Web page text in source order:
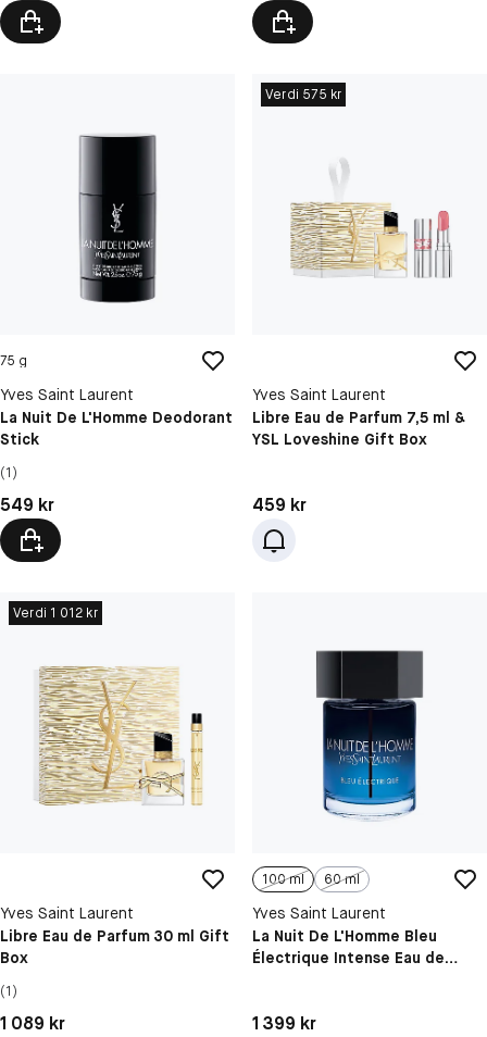
75 g
Yves Saint Laurent
La Nuit De L'Homme Deodorant
Stick
(1)
Pris: 549 kr
549 kr
Verdi 575 kr
Yves Saint Laurent
Libre Eau de Parfum 7,5 ml &
YSL Loveshine Gift Box
Pris: 459 kr
459 kr
Verdi 1 012 kr
Yves Saint Laurent
Libre Eau de Parfum 30 ml Gift
Box
(1)
Pris: 1 089 kr
1 089 kr
100 ml 60 ml
Yves Saint Laurent
La Nuit De L'Homme Bleu
Électrique Intense Eau de
Pris: 1 399 kr
1 399 kr